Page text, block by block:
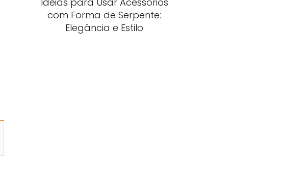
com Forma de Serpente:
Elegância e Estilo